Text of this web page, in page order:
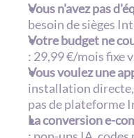
Vous n'avez pas
besoin de sièges
Votre budget ne
: 29,99 €/mois fixe
Vous voulez une
installation
pas de plateforme
La conversion e-